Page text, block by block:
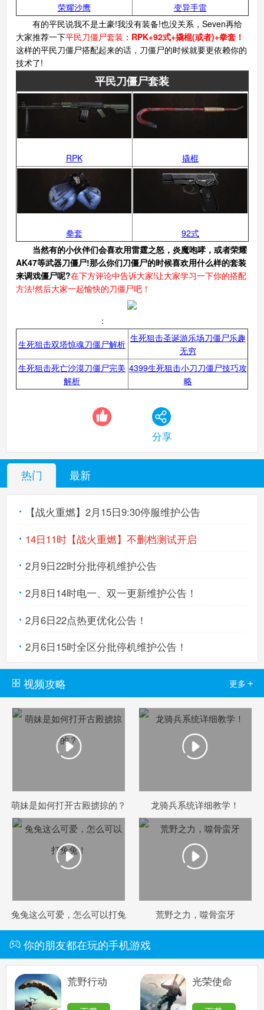
生死狙击手机版 搜 手
荣耀沙鹰
变异手雷
有的平民说我不是土豪!我没有装备!也没关系，Seven再给
大家推荐一下平民刀僵尸套装 ： RPK+92式+撬棍(或者)+拳套！
这样的平民刀僵尸搭配起来的话，刀僵尸的时候就要更依赖你的
技术了!
平民刀僵尸套装
RPK 撬棍
拳套
92式
当然有的小伙伴们会喜欢用雷霆之怒，炎魔咆哮，或者荣耀
AK47等武器刀僵尸!那么你们刀僵尸的时候喜欢用什么样的套装
来调戏僵尸呢?在下方评论中告诉大家!让大家学习一下你的搭配
方法!然后大家一起愉快的刀僵尸吧！
：
生死狙击双塔惊魂刀僵尸解析
生死狙击圣诞游乐场刀僵尸乐趣
无穷
生死狙击死亡沙漠刀僵尸完美
解析
4399生死狙击小刀刀僵尸技巧攻
略
分享
热门 最新
【战火重燃】2月15日9:30停服维护公告
14日11时【战火重燃】不删档测试开启
2月9日22时分批停机维护公告
2月8日14时电一、双一更新维护公告！
2月6日22点热更优化公告！
2月6日15时全区分批停机维护公告！
视频攻略 更多 +
萌妹是如何打开古殿掳掠的？ 龙骑兵系统详细教学！
兔兔这么可爱，怎么可以打兔
荒野之力，噬骨蛮牙
你的朋友都在玩的手机游戏
荒野行动 光荣使命